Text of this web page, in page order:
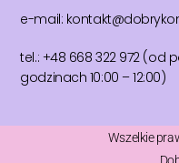
e-mail:
tel.: +48 668 322 972 (od
godzinach 10:00 – 12:00)
Wszelkie